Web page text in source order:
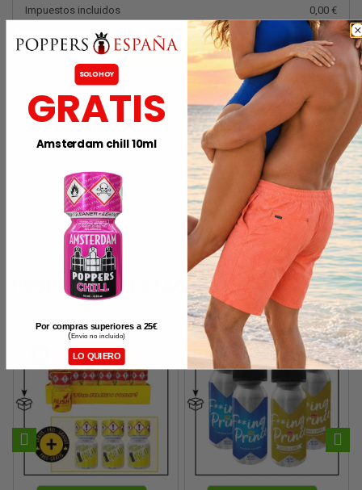
Impuestos incluidos 0,00 €
TRAMITAR PEDIDO
Sítio Web 100% seguro.
No mencionamos el nombre del sitio web en el extracto
Entrega en 24/48 horas (con Chrono Express)
Pedidos realizados hasta las 12h día laboral se entregan en
24/48h (España Península)
Embalaje discreto
PRODUCTOS DESTACADOS
SOLO HOY
GRATIS
Amsterdam chill 10ml
Por compras superiores a 25€
(Envío no incluido)
LO QUIERO